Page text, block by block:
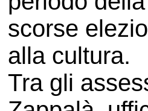
scorse
alla cultura.
Tra gli